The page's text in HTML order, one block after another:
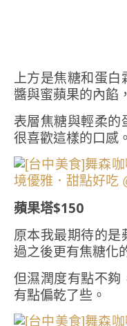
上方是焦糖和蛋白
醬與蜜蘋果的內餡，
表層焦糖與輕柔
很喜歡這樣的口感。
蘋果塔$150
原本我最期待的是
過之後更有焦糖化
但濕潤度有點不夠
有點偏乾了些。